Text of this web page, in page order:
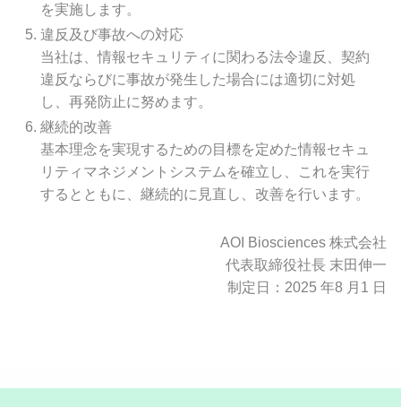
を実施します。
違反及び事故への対応
当社は、情報セキュリティに関わる法令違反、契約
違反ならびに事故が発生した場合には適切に対処
し、再発防止に努めます。
継続的改善
基本理念を実現するための目標を定めた情報セキュ
リティマネジメントシステムを確立し、これを実行
するとともに、継続的に見直し、改善を行います。
AOI Biosciences 株式会社
代表取締役社長 末田伸一
制定日：2025 年8 月1 日